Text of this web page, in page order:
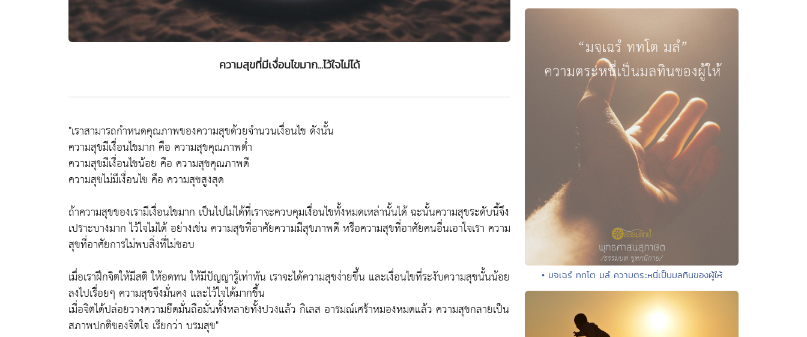
ความสุขที่มีเงื่อนไขมาก...ไว้ใจไม่ได้
"เราสามารถกำหนดคุณภาพของความสุขด้วยจำนวนเงื่อนไข ดังนั้น
ความสุขมีเงื่อนไขมาก คือ ความสุขคุณภาพต่ำ
ความสุขมีเงื่อนไขน้อย คือ ความสุขคุณภาพดี
ความสุขไม่มีเงื่อนไข คือ ความสุขสูงสุด
ถ้าความสุขของเรามีเงื่อนไขมาก เป็นไปไม่ได้ที่เราจะควบคุมเงื่อนไขทั้งหมดเหล่านั้นได้ ฉะนั้นความสุขระดับนี้จึง
เปราะบางมาก ไว้ใจไม่ได้ อย่างเช่น ความสุขที่อาศัยความมีสุขภาพดี หรือความสุขที่อาศัยคนอื่นเอาใจเรา ความ
สุขที่อาศัยการไม่พบสิ่งที่ไม่ชอบ
เมื่อเราฝึกจิตให้มีสติ ให้อดทน ให้มีปัญญารู้เท่าทัน เราจะได้ความสุขง่ายขึ้น และเงื่อนไขที่ระงับความสุขนั้นน้อย
ลงไปเรื่อยๆ ความสุขจึงมั่นคง และไว้ใจได้มากขึ้น
เมื่อจิตได้ปล่อยวางความยึดมั่นถือมั่นทั้งหลายทั้งปวงแล้ว กิเลส อารมณ์เศร้าหมองหมดแล้ว ความสุขกลายเป็น
สภาพปกติของจิตใจ เรียกว่า บรมสุข"
• มจฺเฉรํ ททโต มลํ ความตระหนี่เป็นมลทินของผู้ให้